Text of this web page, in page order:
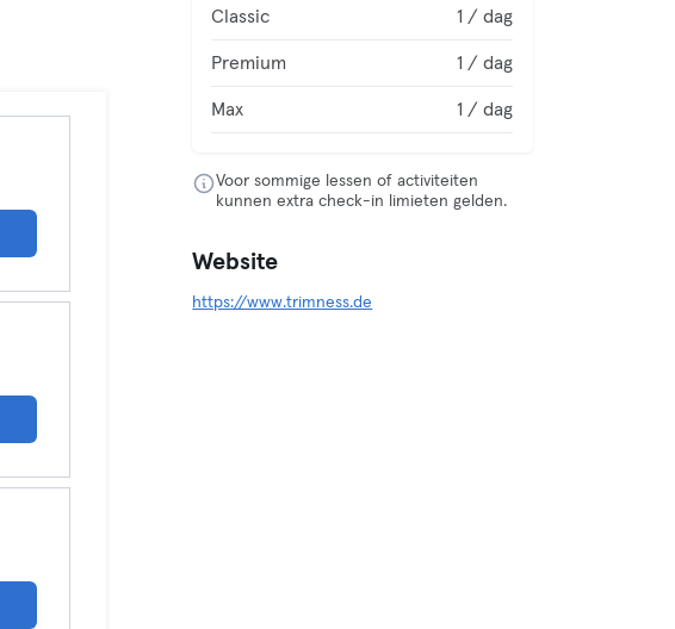
Classic 1 / dag
Premium 1 / dag
Max 1 / dag
Voor sommige lessen of activiteiten
kunnen extra check-in limieten gelden.
Website
https://www.trimness.de